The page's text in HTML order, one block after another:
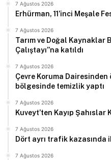
7 Ağustos 2026
Erhürman, 11’inci Meşale
7 Ağustos 2026
Tarım ve Doğal Kaynaklar
Çalıştayı”na katıldı
7 Ağustos 2026
Çevre Koruma
bölgesinde temizlik yaptı
7 Ağustos 2026
Kuveyt’ten Kayıp Şahıslar
7 Ağustos 2026
Dört ayrı trafik kazasında
7 Ağustos 2026